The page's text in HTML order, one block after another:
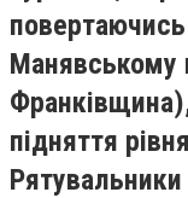
Манявському
підняття